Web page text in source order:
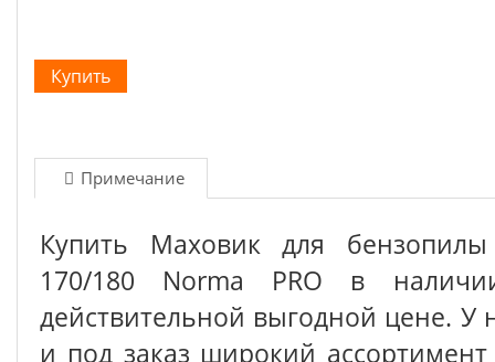
Примечание
Купить Маховик для
170/180 Norma PRO в
действительной выгодной цене. У
и под заказ широкий